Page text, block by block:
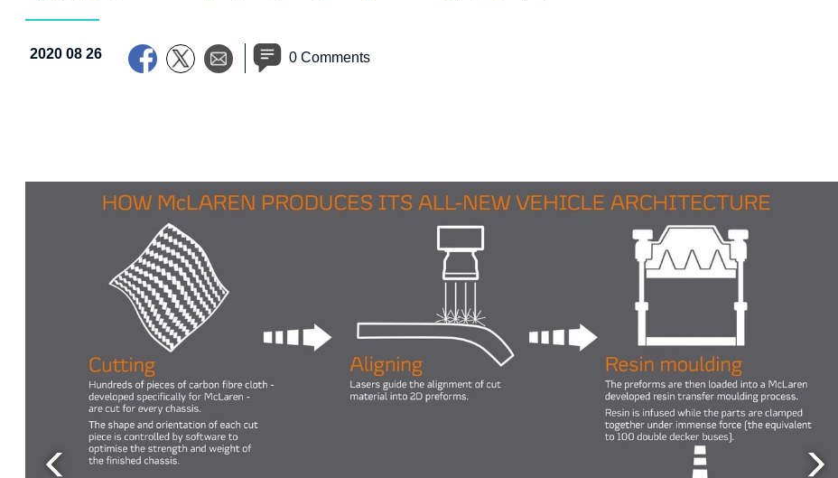
2020 08 26 0 Comments